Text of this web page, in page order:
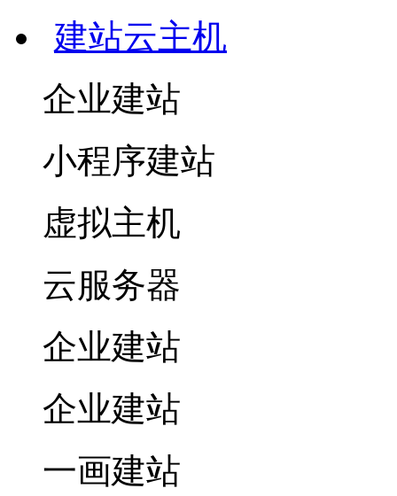
建站云主机
企业建站
小程序建站
虚拟主机
云服务器
企业建站
企业建站
一画建站